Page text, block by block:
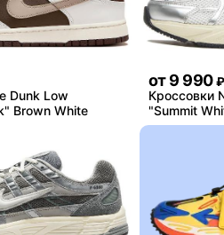
Dunk Low
Brown White
от 9 990 ₽
Кроссовки
"Summit